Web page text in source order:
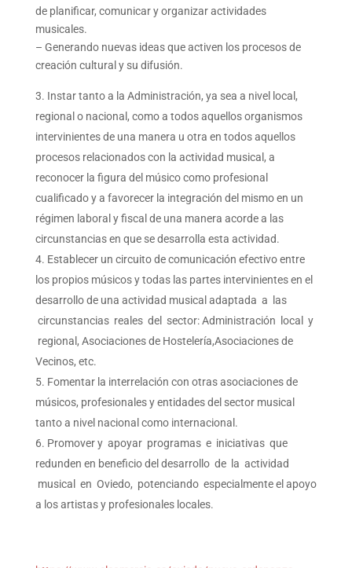
de planificar, comunicar y organizar actividades
musicales.
– Generando nuevas ideas que activen los procesos de
creación cultural y su difusión.
Instar tanto a la Administración, ya sea a nivel local,
regional o nacional, como a todos aquellos organismos
intervinientes de una manera u otra en todos aquellos
procesos relacionados con la actividad musical, a
reconocer la figura del músico como profesional
cualificado y a favorecer la integración del mismo en un
régimen laboral y fiscal de una manera acorde a las
circunstancias en que se desarrolla esta actividad.
Establecer un circuito de comunicación efectivo entre
los propios músicos y todas las partes intervinientes en el
desarrollo de una actividad musical adaptada a las
circunstancias reales del sector: Administración local y
regional, Asociaciones de Hostelería,Asociaciones de
Vecinos, etc.
Fomentar la interrelación con otras asociaciones de
músicos, profesionales y entidades del sector musical
tanto a nivel nacional como internacional.
Promover y apoyar programas e iniciativas que
redunden en beneficio del desarrollo de la actividad
musical en Oviedo, potenciando especialmente el apoyo
a los artistas y profesionales locales.